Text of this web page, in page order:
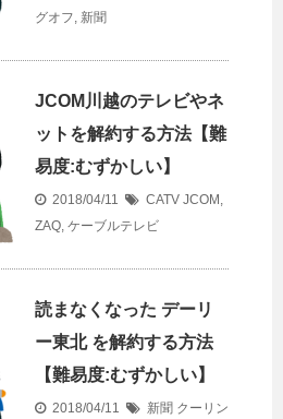
グオフ, 新聞
JCOM川越のテレビやネ
ットを解約する方法【難
易度:むずかしい】
2018/04/11 CATV JCOM ,
ZAQ, ケーブルテレビ
読まなくなった デーリ
ー東北 を解約する方法
【難易度:むずかしい】
2018/04/11 新聞 クーリン